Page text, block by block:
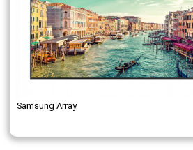
Samsung Array